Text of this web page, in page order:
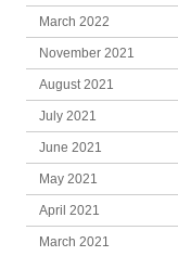
March 2022
November 2021
August 2021
July 2021
June 2021
May 2021
April 2021
March 2021